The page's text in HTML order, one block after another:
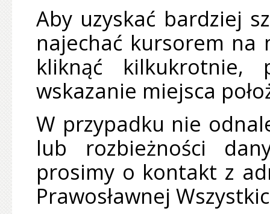
Aby uzyskać bardziej
najechać kursorem na
kliknąć kilkukrotnie,
wskazanie miejsca
W przypadku nie
lub rozbieżności
prosimy o kontakt z
Prawosławnej